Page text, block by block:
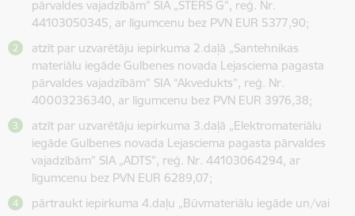
pārvaldes vajadzībām” SIA „STERS G”, reģ. Nr.
44103050345, ar līgumcenu bez PVN EUR 5377,90;
atzīt par uzvarētāju iepirkuma 2.daļā „Santehnikas
materiālu iegāde Gulbenes novada Lejasciema pagasta
pārvaldes vajadzībām” SIA “Akvedukts”, reģ. Nr.
40003236340, ar līgumcenu bez PVN EUR 3976,38;
atzīt par uzvarētāju iepirkuma 3.daļā „Elektromateriālu
iegāde Gulbenes novada Lejasciema pagasta pārvaldes
vajadzībām” SIA „ADTS”, reģ. Nr. 44103064294, ar
līgumcenu bez PVN EUR 6289,07;
pārtraukt iepirkuma 4.daļu „Būvmateriālu iegāde un/vai